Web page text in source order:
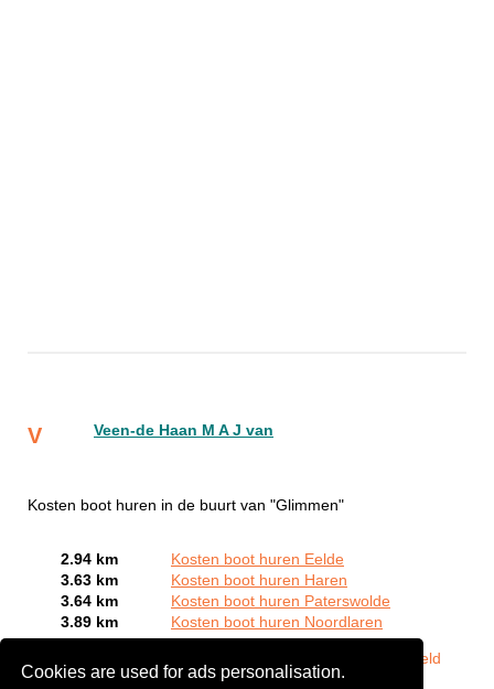
Cookies are used for ads personalisation.
V Veen-de Haan M A J van
Kosten boot huren in de buurt van "Glimmen"
2.94 km
Kosten boot huren Eelde
3.63 km
Kosten boot huren Haren
3.64 km
Kosten boot huren Paterswolde
3.89 km
Kosten boot huren Noordlaren
Meld
een bedrijf gratis aan